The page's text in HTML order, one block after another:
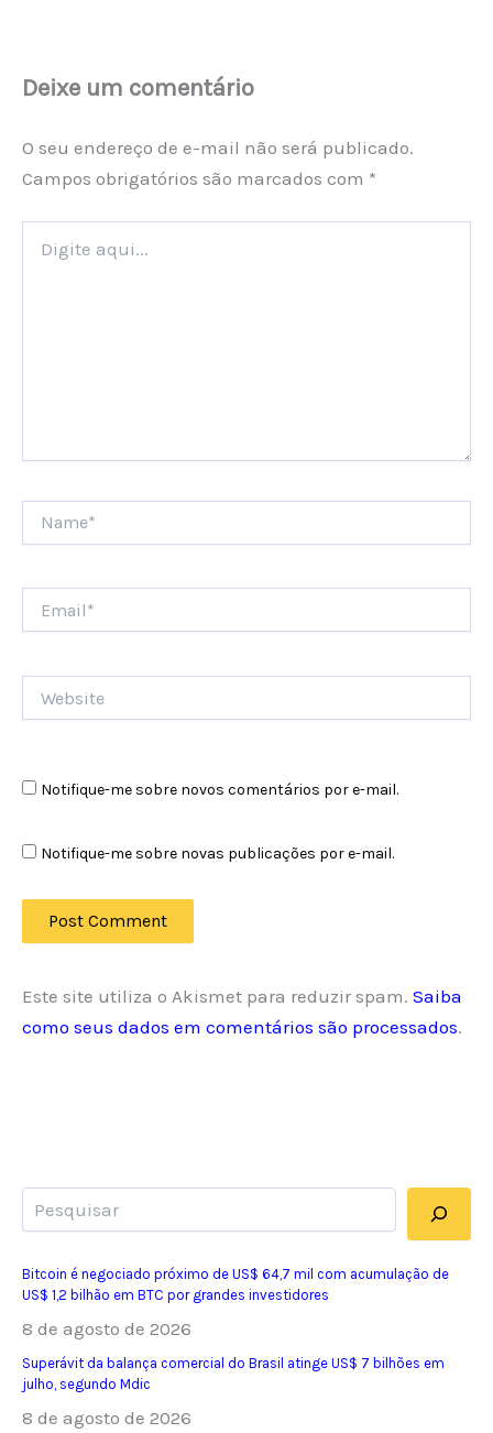
Deixe um comentário
O seu endereço de e-mail não será publicado.
Campos obrigatórios são marcados com *
aqui...
Notifique-me sobre novos comentários por e-mail.
Notifique-me sobre novas publicações por e-mail.
Este site utiliza o Akismet para reduzir spam. Saiba
como seus dados em comentários são processados.
Bitcoin é negociado próximo de US$ 64,7 mil com acumulação de
US$ 1,2 bilhão em BTC por grandes investidores
8 de agosto de 2026
Superávit da balança comercial do Brasil atinge US$ 7 bilhões em
julho, segundo Mdic
8 de agosto de 2026